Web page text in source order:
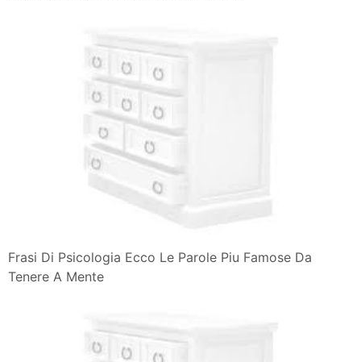
Frasi Di Psicologia Ecco Le Parole Piu Famose Da
Tenere A Mente